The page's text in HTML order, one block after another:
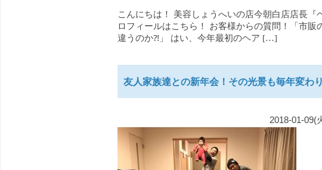
こんにちは！ 美容しょうへいの店今朝白店店長
ロフィールはこちら！ お客様からの質問！「市
違うのか⁈」 はい、今年最初のヘア […]
友人家族達との新年会！その光景も毎年変わ
2018-01-09(